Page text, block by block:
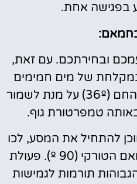
בפגישה אחת.
ובחירתכם. עם זאת,
של מים חמימים
ולאחר מכן לעבור לחדר החם (36º) על מנת לשמור
טמפרטורת גוף.
להתחיל את המסע, לכו
לחדר החם (39 º) ולחמאם הטורקי (90 º). פעולת
תורמות לגמישות